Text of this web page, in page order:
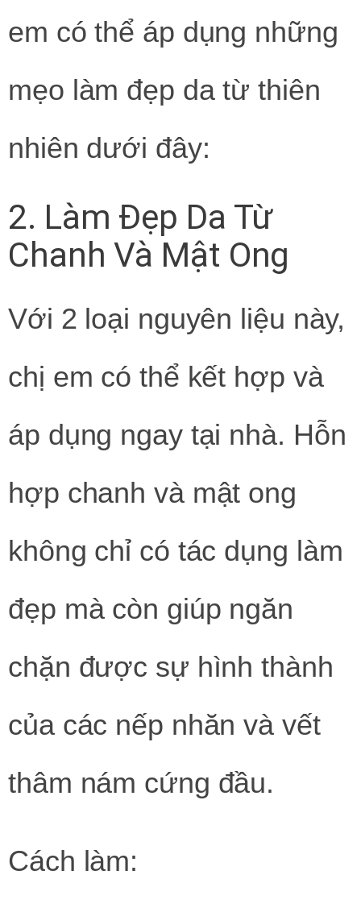
em có thể áp dụng những
mẹo làm đẹp da từ thiên
nhiên dưới đây:
2. Làm Đẹp Da Từ
Chanh Và Mật Ong
Với 2 loại nguyên liệu này,
chị em có thể kết hợp và
áp dụng ngay tại nhà. Hỗn
hợp chanh và mật ong
không chỉ có tác dụng làm
đẹp mà còn giúp ngăn
chặn được sự hình thành
của các nếp nhăn và vết
thâm nám cứng đầu.
Cách làm: